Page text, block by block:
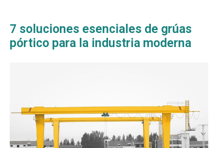
7 soluciones esenciales de grúas
pórtico para la industria moderna